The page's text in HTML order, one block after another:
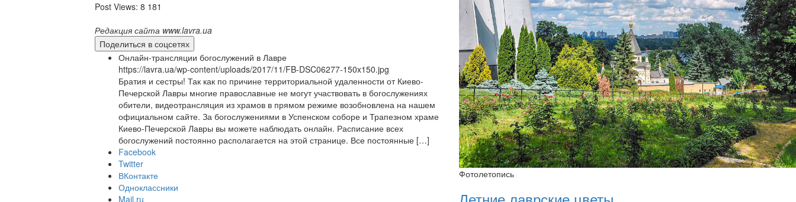
Post Views: 8 181
Редакция сайта www.lavra.ua
Поделиться в соцсетях
Онлайн-трансляции богослужений в Лавре
https://lavra.ua/wp-content/uploads/2017/11/FB-DSC06277-150x150.jpg
Братия и сестры! Так как по причине территориальной удаленности от Киево-
Печерской Лавры многие православные не могут участвовать в богослужениях
обители, видеотрансляция из храмов в прямом режиме возобновлена на нашем
официальном сайте. За богослужениями в Успенском соборе и Трапезном храме
Киево-Печерской Лавры вы можете наблюдать онлайн. Расписание всех
богослужений постоянно располагается на этой странице. Все постоянные […]
Facebook
Twitter
ВКонтакте
Одноклассники
Mail.ru
Фотолетопись